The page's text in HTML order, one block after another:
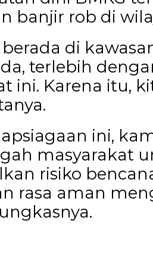
banjir rob di
berada di
terlebih
ini. Karena itu,
ini,
masyarakat
risiko
rasa aman